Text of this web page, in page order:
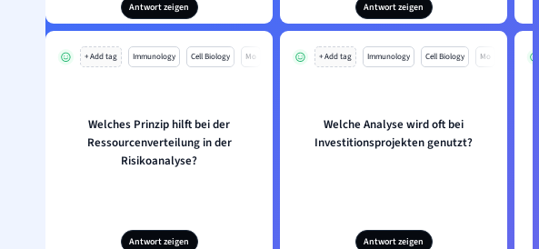
Antwort zeigen Antwort zeigen
+ Add tag Immunology Cell Biology Mo
Welches Prinzip hilft bei der
Ressourcenverteilung in der
Risikoanalyse?
Antwort zeigen
+ Add tag Immunology Cell Biology Mo
Welche Analyse wird oft bei
Investitionsprojekten genutzt?
Antwort zeigen